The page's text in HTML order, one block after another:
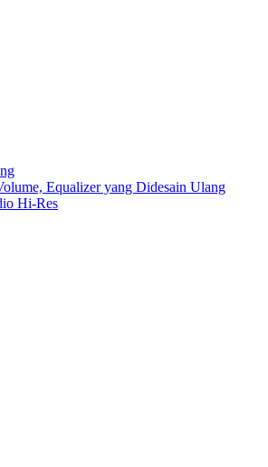
Equalizer yang Didesain Ulang
Hi-Res